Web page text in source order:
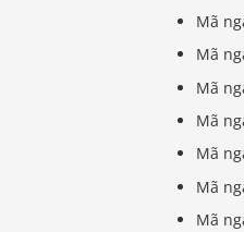
Mã
Mã
Mã
Mã
Mã
Mã
Mã